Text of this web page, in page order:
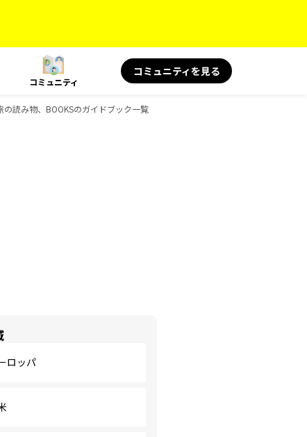
コミュニティ
コミュニティを見る
読み物、BOOKSのガイドブック一覧
ロッパ